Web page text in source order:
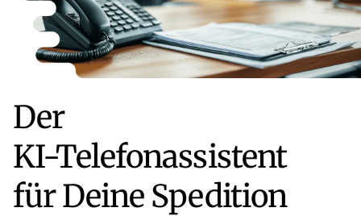
Der
KI-Telefonassistent
für Deine Spedition